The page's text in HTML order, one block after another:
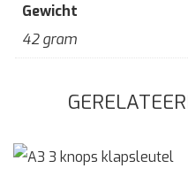
Gewicht
42 gram